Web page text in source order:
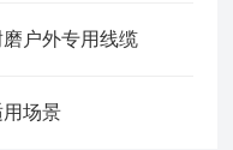
户外专用线缆
场景